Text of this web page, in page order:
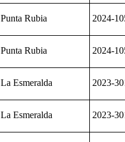
Punta Rubia 2024-
Punta Rubia 2024-
La Esmeralda 2023-
La Esmeralda 2023-